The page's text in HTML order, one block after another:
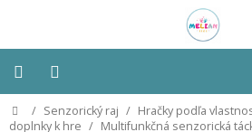
Montessori
Domov
/ Senzorický raj / Hračky podľa
doplnky k hre / Multifunkčná senzorická